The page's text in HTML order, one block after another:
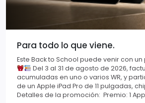
Para todo lo que viene.
Este Back to School puede venir con
Del 3 al 31 de agosto de 2026,
acumuladas en uno o varios WR, y
de un Apple iPad Pro de 11 pulgadas,
Detalles de la promoción: Premio: 1